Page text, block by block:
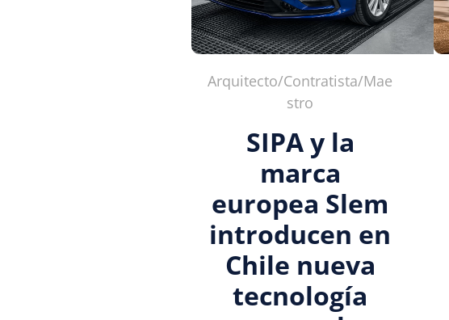
Arquitecto/Contratista/Mae
stro
SIPA y la
marca
europea Slem
introducen en
Chile nueva
tecnología